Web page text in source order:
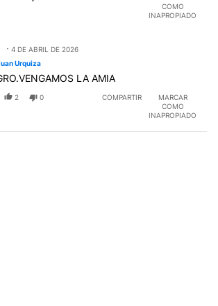
COMO
INAPROPIADO
4 DE ABRIL DE 2026
Urquiza
LA AMIA
2 0 COMPARTIR
MARCAR
COMO
INAPROPIADO